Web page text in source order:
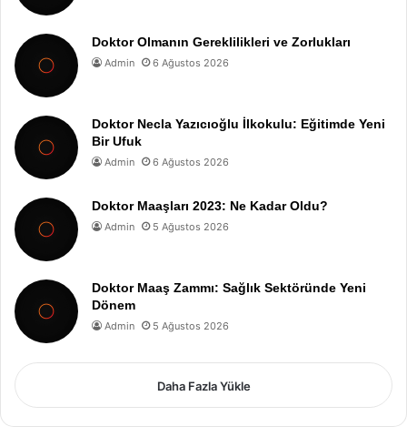
Doktor Olmanın Gereklilikleri ve Zorlukları
Admin 6 Ağustos 2026
Doktor Necla Yazıcıoğlu İlkokulu: Eğitimde Yeni
Bir Ufuk
Admin 6 Ağustos 2026
Doktor Maaşları 2023: Ne Kadar Oldu?
Admin 5 Ağustos 2026
Doktor Maaş Zammı: Sağlık Sektöründe Yeni
Dönem
Admin 5 Ağustos 2026
Daha Fazla Yükle